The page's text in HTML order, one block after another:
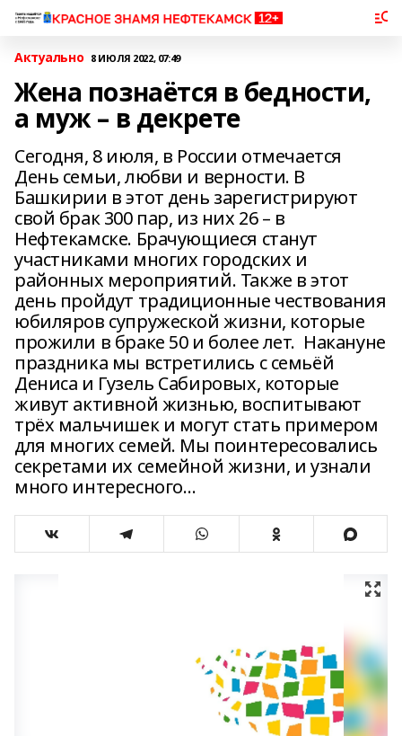
Актуально 8 ИЮЛЯ 2022, 07:49
Жена познаётся в бедности,
а муж – в декрете
Сегодня, 8 июля, в России отмечается
День семьи, любви и верности. В
Башкирии в этот день зарегистрируют
свой брак 300 пар, из них 26 – в
Нефтекамске. Брачующиеся станут
участниками многих городских и
районных мероприятий. Также в этот
день пройдут традиционные чествования
юбиляров супружеской жизни, которые
прожили в браке 50 и более лет. Накануне
праздника мы встретились с семьёй
Дениса и Гузель Сабировых, которые
живут активной жизнью, воспитывают
трёх мальчишек и могут стать примером
для многих семей. Мы поинтересовались
секретами их семейной жизни, и узнали
много интересного…